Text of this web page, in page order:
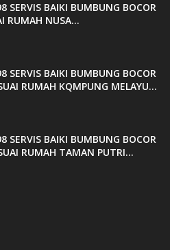
SERVIS BAIKI BUMBUNG BOCOR
RUMAH NUSA...
SERVIS BAIKI BUMBUNG BOCOR
RUMAH KQMPUNG MELAYU...
SERVIS BAIKI BUMBUNG BOCOR
RUMAH TAMAN PUTRI...